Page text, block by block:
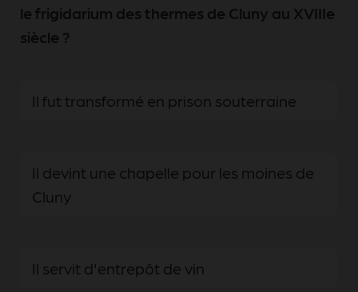
le frigidarium des thermes de Cluny au XVIIIe
siècle ?
Il fut transformé en prison souterraine
Il devint une chapelle pour les moines de
Cluny
Il servit d'entrepôt de vin